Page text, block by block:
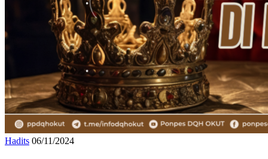
Hadits 06/11/2024
Khilafah di Bumi